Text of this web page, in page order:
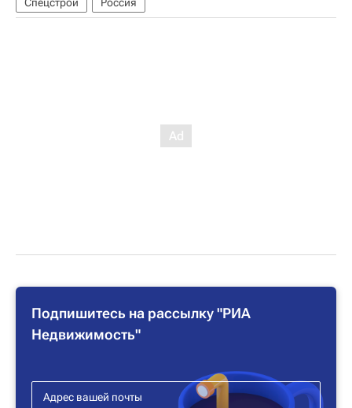
Подпишитесь на рассылку "РИА
Недвижимость"